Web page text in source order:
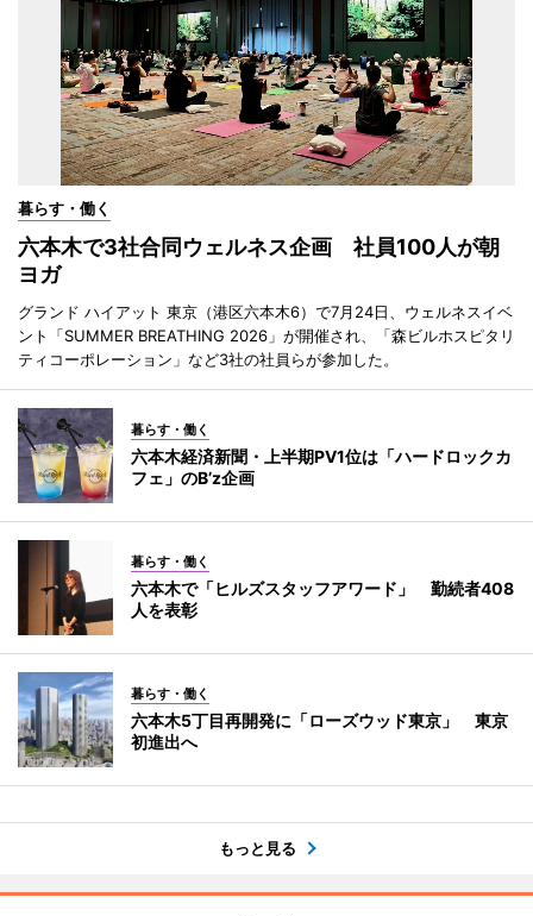
暮らす・働く
六本木で3社合同ウェルネス企画 社員100人が朝
ヨガ
グランド ハイアット 東京（港区六本木6）で7月24日、ウェルネスイベ
ント「SUMMER BREATHING 2026」が開催され、「森ビルホスピタリ
ティコーポレーション」など3社の社員らが参加した。
暮らす・働く
六本木経済新聞・上半期PV1位は「ハードロックカ
フェ」のB’z企画
暮らす・働く
六本木で「ヒルズスタッフアワード」 勤続者408
人を表彰
暮らす・働く
六本木5丁目再開発に「ローズウッド東京」 東京
初進出へ
もっと見る